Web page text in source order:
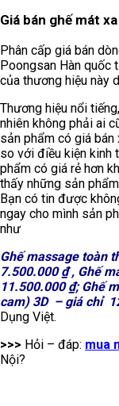
Giá bán ghế mát
Phân cấp giá bán
Poongsan Hàn quốc
của thương hiệu này
Thương hiệu nổi
nhiên không phải ai
sản phẩm có giá bán
so với điều kiện kinh
phẩm có giá rẻ hơn
thấy những sản
Bạn có tin được
ngay cho mình sản
như
Ghế massage toàn
7.500.000 ₫ , Ghế
11.500.000 ₫; Ghế
cam) 3D – giá chỉ
Dụng Việt.
>>> Hỏi – đáp: mua
Nội?